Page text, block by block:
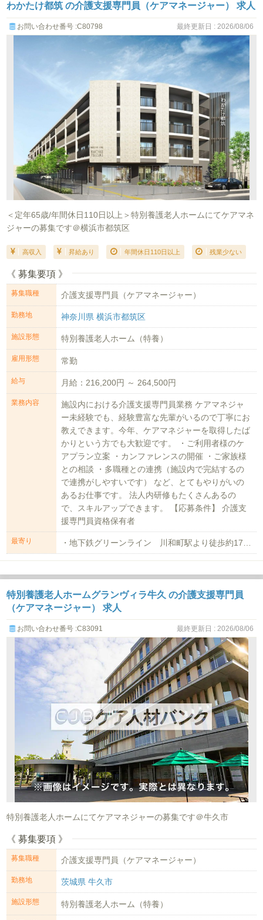
わかたけ都筑 の介護支援専門員（ケアマネージャー） 求人
お問い合わせ番号 :C80798 最終更新日 : 2026/08/06
＜定年65歳/年間休日110日以上＞特別養護老人ホームにてケアマネ
ジャーの募集です＠横浜市都筑区
高収入 昇給あり 年間休日110日以上 残業少ない
《 募集要項 》
募集職種 介護支援専門員（ケアマネージャー）
勤務地 神奈川県 横浜市都筑区
施設形態 特別養護老人ホーム（特養）
雇用形態 常勤
給与 月給：216,200円 ～ 264,500円
業務内容
施設内における介護支援専門員業務 ケアマネジャ
ー未経験でも、経験豊富な先輩がいるので丁寧にお
教えできます。今年、ケアマネジャーを取得したば
かりという方でも大歓迎です。 ・ご利用者様のケ
アプラン立案 ・カンファレンスの開催 ・ご家族様
との相談 ・多職種との連携（施設内で完結するの
で連携がしやすいです） など、とてもやりがいの
あるお仕事です。 法人内研修もたくさんあるの
で、スキルアップできます。 【応募条件】 介護支
援専門員資格保有者
最寄り
特別養護老人ホームグランヴィラ牛久 の介護支援専門員
（ケアマネージャー） 求人
お問い合わせ番号 :C83091 最終更新日 : 2026/08/06
特別養護老人ホームにてケアマネジャーの募集です＠牛久市
《 募集要項 》
募集職種 介護支援専門員（ケアマネージャー）
勤務地 茨城県 牛久市
施設形態 特別養護老人ホーム（特養）